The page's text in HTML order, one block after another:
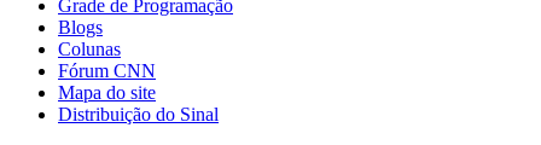
Grade de Programação
Blogs
Colunas
Fórum CNN
Mapa do site
Distribuição do Sinal